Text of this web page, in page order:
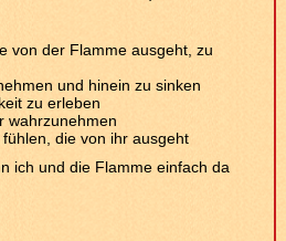
von der Flamme ausgeht, zu
und hinein zu sinken
zu erleben
wahrzunehmen
die von ihr ausgeht
ich und die Flamme einfach da